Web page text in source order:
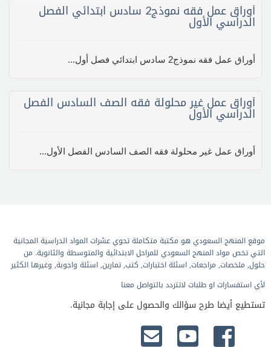
أوراق عمل فقه نموذج2 سادس ابتدائي الفصل
الدراسي الأول
أوراق عمل فقه نموذج2 سادس ابتدائي فصل أول...
أوراق عمل غير محلولة فقه الصف السادس الفصل
الدراسي الأول
أوراق عمل غير محلولة فقه الصف السادس الفصل الأول...
موقع المنهج السعودي هو مكتبة متكاملة تحوي عشرات المواد الدراسية المجانية
التي تخص مواد المنهج السعودي للمراحل الابتدائية والمتوسطة والثانوية. من
حلول, ملخصات, مراجعات, اسئلة اختبارات, كتب, تمارين, اسئلة واجوبة, وغيرها الكثير
لأي استفسارات او طلبات لاتتردد بالتواصل معنا
تستطيع أيضا طرح سؤالك والحصول على إجابة مجانية.